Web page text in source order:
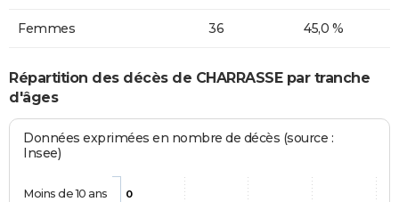
Femmes 36 45,0 %
Répartition des décès de CHARRASSE par tranche
d'âges
Données exprimées en nombre de décès (source :
Insee)
0
Moins de 10 ans